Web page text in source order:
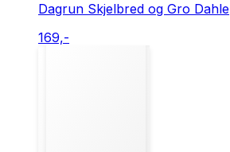
Dagrun Skjelbred og Gro Dahle
169,-